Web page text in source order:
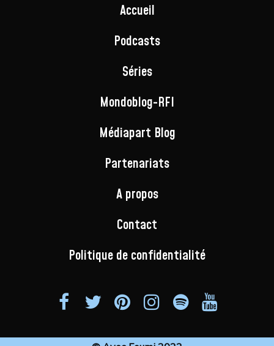
Accueil
Podcasts
Séries
Mondoblog-RFI
Médiapart Blog
Partenariats
A propos
Contact
Politique de confidentialité